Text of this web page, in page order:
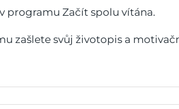
programu Začít spolu vítána.
zašlete svůj životopis a